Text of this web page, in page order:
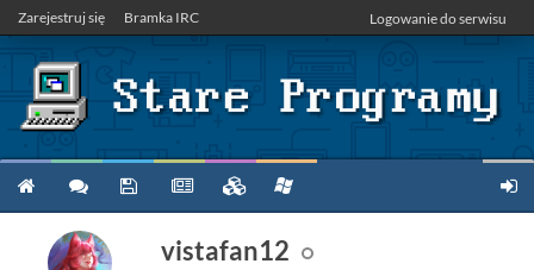
Zarejestruj się Bramka IRC Logowanie do serwisu
vistafan12